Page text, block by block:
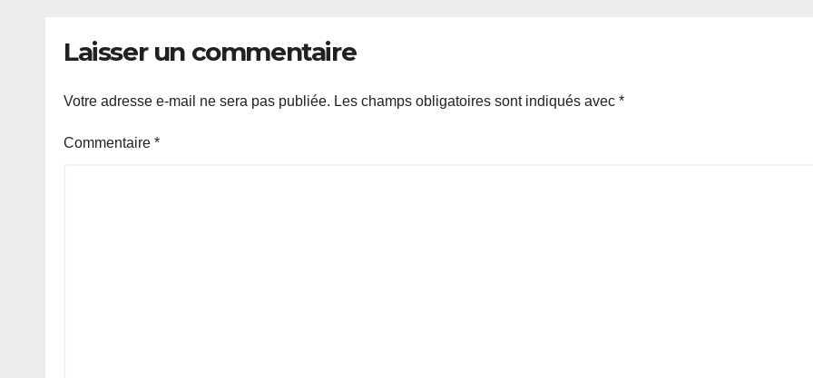
incapable de se
guérir
Laisser un commentaire
Votre adresse e-mail ne sera pas publiée. Les champs obligatoires sont indiqués avec *
Commentaire *